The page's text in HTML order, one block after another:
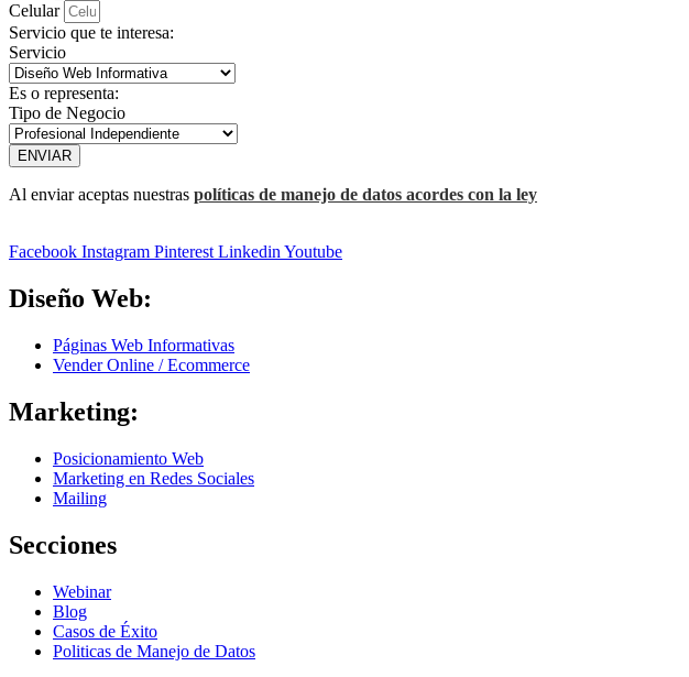
Celular
Servicio que te interesa:
Servicio
Es o representa:
Tipo de Negocio
ENVIAR
Al enviar aceptas nuestras políticas de manejo de datos acordes con la ley
Facebook Instagram Pinterest Linkedin Youtube
Diseño Web:
Páginas Web Informativas
Vender Online / Ecommerce
Marketing:
Posicionamiento Web
Marketing en Redes Sociales
Mailing
Secciones
Webinar
Blog
Casos de Éxito
Politicas de Manejo de Datos